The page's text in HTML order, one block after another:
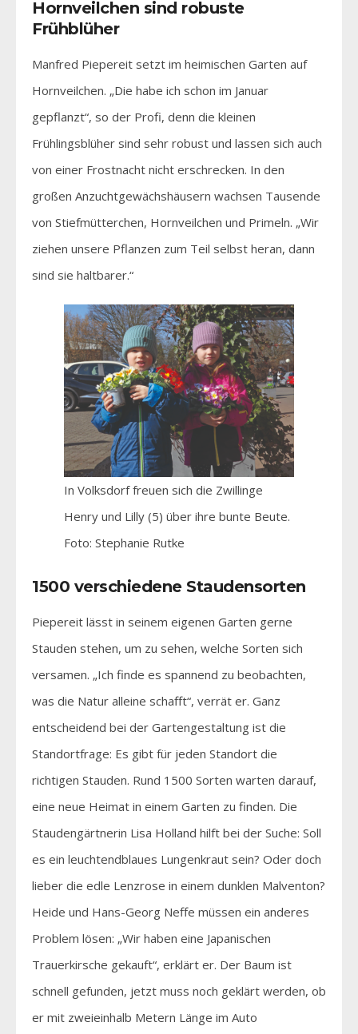
Hornveilchen sind robuste
Frühblüher
Manfred Piepereit setzt im heimischen Garten auf
Hornveilchen. „Die habe ich schon im Januar
gepflanzt“, so der Profi, denn die kleinen
Frühlingsblüher sind sehr robust und lassen sich auch
von einer Frostnacht nicht erschrecken. In den
großen Anzuchtgewächshäusern wachsen Tausende
von Stiefmütterchen, Hornveilchen und Primeln. „Wir
ziehen unsere Pflanzen zum Teil selbst heran, dann
sind sie haltbarer.“
In Volksdorf freuen sich die Zwillinge
Henry und Lilly (5) über ihre bunte Beute.
Foto: Stephanie Rutke
1500 verschiedene Staudensorten
Piepereit lässt in seinem eigenen Garten gerne
Stauden stehen, um zu sehen, welche Sorten sich
versamen. „Ich finde es spannend zu beobachten,
was die Natur alleine schafft“, verrät er. Ganz
entscheidend bei der Gartengestaltung ist die
Standortfrage: Es gibt für jeden Standort die
richtigen Stauden. Rund 1500 Sorten warten darauf,
eine neue Heimat in einem Garten zu finden. Die
Staudengärtnerin Lisa Holland hilft bei der Suche: Soll
es ein leuchtendblaues Lungenkraut sein? Oder doch
lieber die edle Lenzrose in einem dunklen Malventon?
Heide und Hans-Georg Neffe müssen ein anderes
Problem lösen: „Wir haben eine Japanischen
Trauerkirsche gekauft“, erklärt er. Der Baum ist
schnell gefunden, jetzt muss noch geklärt werden, ob
er mit zweieinhalb Metern Länge im Auto